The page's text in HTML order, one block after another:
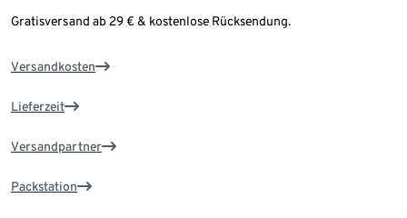
Gratisversand ab 29 € & kostenlose Rücksendung.
Versandkosten
Lieferzeit
Versandpartner
Packstation